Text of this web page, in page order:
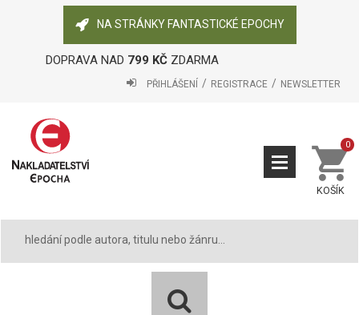
NA STRÁNKY FANTASTICKÉ EPOCHY
DOPRAVA NAD 799 KČZDARMA
PŘIHLÁŠENÍ REGISTRACE NEWSLETTER
KOŠÍK
0